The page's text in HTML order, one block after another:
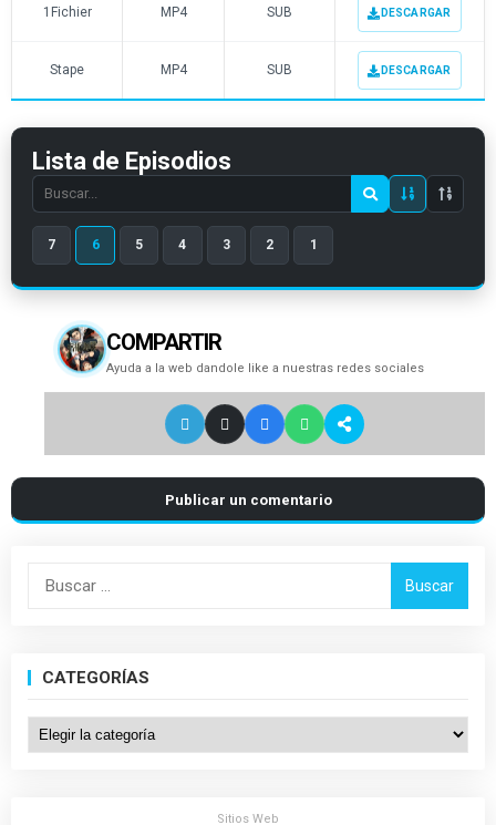
1Fichier MP4 SUB DESCARGAR
Stape MP4 SUB DESCARGAR
Lista de Episodios
Search
episode
number
7 6 5 4 3 2 1
COMPARTIR
Ayuda a la web dandole like a nuestras redes sociales
Publicar un comentario
Buscar:
CATEGORÍAS
Categorías
Sitios Web